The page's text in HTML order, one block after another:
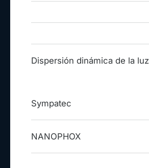
Dispersión dinámica de la luz
Sympatec
NANOPHOX